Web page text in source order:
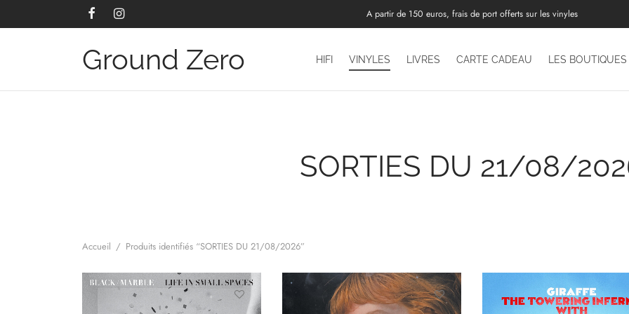
A partir de 150 euros, frais de port offerts sur les vinyles
Ground Zero HIFI VINYLES LIVRES CARTE CADEAU LES BOUTIQUES
SORTIES DU 21/08/
Accueil / Produits identifiés “SORTIES DU 21/08/2026”